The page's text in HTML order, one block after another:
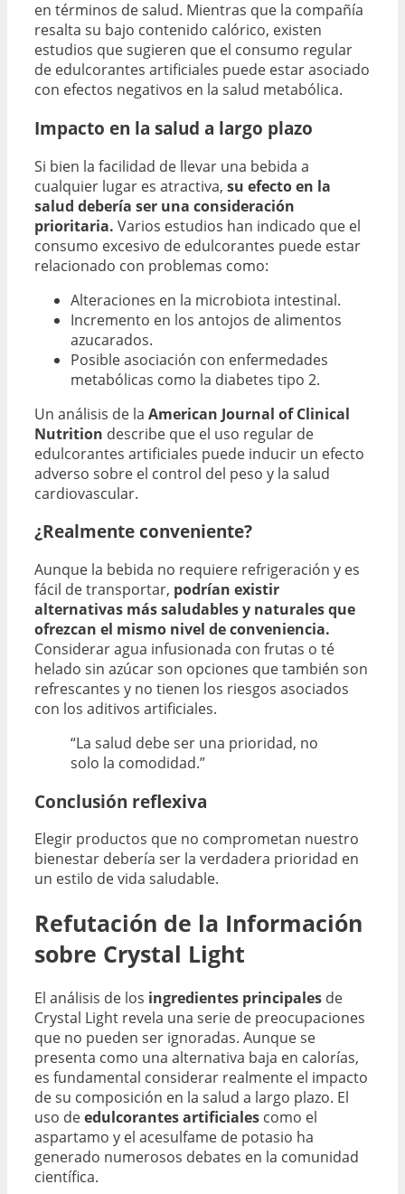
en términos de salud. Mientras que la compañía
resalta su bajo contenido calórico, existen
estudios que sugieren que el consumo regular
de edulcorantes artificiales puede estar asociado
con efectos negativos en la salud metabólica.
Impacto en la salud a largo plazo
Si bien la facilidad de llevar una bebida a
cualquier lugar es atractiva, su efecto en la
salud debería ser una consideración
prioritaria. Varios estudios han indicado que el
consumo excesivo de edulcorantes puede estar
relacionado con problemas como:
Alteraciones en la microbiota intestinal.
Incremento en los antojos de alimentos
azucarados.
Posible asociación con enfermedades
metabólicas como la diabetes tipo 2.
Un análisis de la American Journal of Clinical
Nutrition describe que el uso regular de
edulcorantes artificiales puede inducir un efecto
adverso sobre el control del peso y la salud
cardiovascular.
¿Realmente conveniente?
Aunque la bebida no requiere refrigeración y es
fácil de transportar, podrían existir
alternativas más saludables y naturales que
ofrezcan el mismo nivel de conveniencia.
Considerar agua infusionada con frutas o té
helado sin azúcar son opciones que también son
refrescantes y no tienen los riesgos asociados
con los aditivos artificiales.
“La salud debe ser una prioridad, no
solo la comodidad.”
Conclusión reflexiva
Elegir productos que no comprometan nuestro
bienestar debería ser la verdadera prioridad en
un estilo de vida saludable.
Refutación de la Información
sobre Crystal Light
El análisis de los ingredientes principales de
Crystal Light revela una serie de preocupaciones
que no pueden ser ignoradas. Aunque se
presenta como una alternativa baja en calorías,
es fundamental considerar realmente el impacto
de su composición en la salud a largo plazo. El
uso deedulcorantes artificiales como el
aspartamo y el acesulfame de potasio ha
generado numerosos debates en la comunidad
científica.